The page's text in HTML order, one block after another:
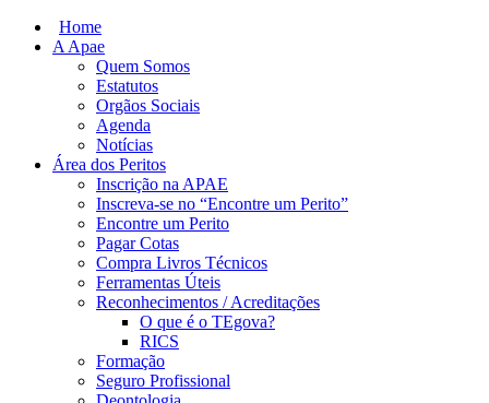
Home
A Apae
Quem Somos
Estatutos
Orgãos Sociais
Agenda
Notícias
Área dos Peritos
Inscrição na APAE
Inscreva-se no “Encontre um Perito”
Encontre um Perito
Pagar Cotas
Compra Livros Técnicos
Ferramentas Úteis
Reconhecimentos / Acreditações
O que é o TEgova?
RICS
Formação
Seguro Profissional